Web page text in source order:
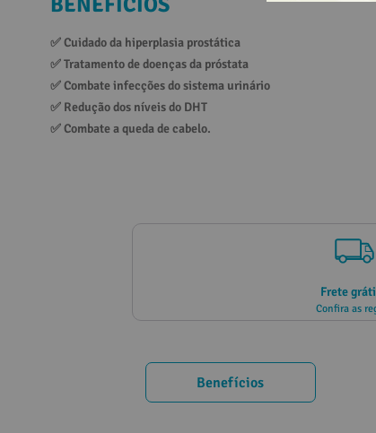
✅ Cuidado da hiperplasia prostática
✅ Tratamento de doenças da próstata
✅ Combate infecções do sistema urinário
✅ Redução dos níveis do DHT
✅ Combate a queda de cabelo.
Frete
Confira as
Benefícios